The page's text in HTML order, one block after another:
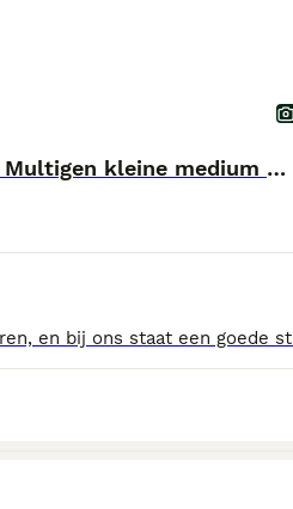
Labradoodle Australian Multigen kleine medium pups